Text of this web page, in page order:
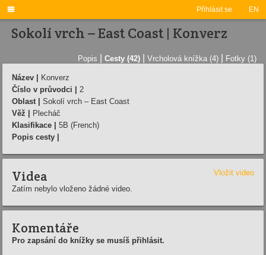
Přihlásit se EN

Sokolí vrch – East Coast | Konverz
Popis Cesty (42) Vrcholová knížka (4) Fotky (1)
Název |
Konverz
Číslo v průvodci |
2
Oblast |
Sokolí vrch – East Coast
Věž |
Plecháč
Klasifikace |
5B (French)
Popis cesty |
Videa
Vložit video
Zatím nebylo vloženo žádné video.
Komentáře
Pro zapsání do knížky se musíš přihlásit.